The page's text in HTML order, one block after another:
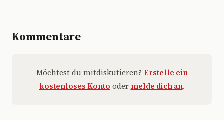
Kommentare
Möchtest du mitdiskutieren? Erstelle ein
kostenloses Konto oder melde dich an.